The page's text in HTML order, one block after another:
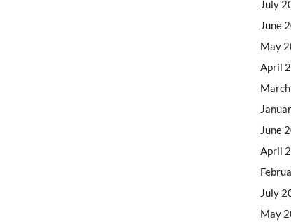
July
June
May
April
June
April
July
May